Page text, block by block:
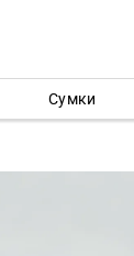
Сумки